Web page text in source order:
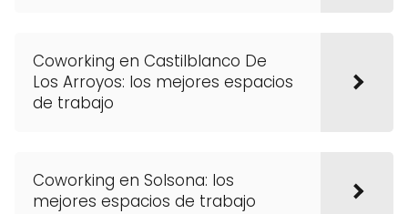
Coworking en Castilblanco De
Los Arroyos: los mejores espacios
de trabajo
Coworking en Solsona: los
mejores espacios de trabajo